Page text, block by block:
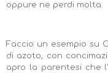
oppure ne perdi molta.
Faccio un esempio su
di azoto, con
apro la parentesi che